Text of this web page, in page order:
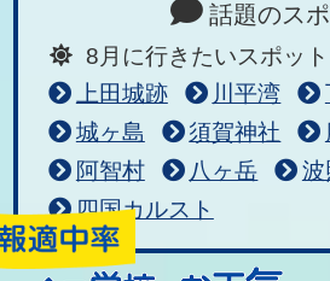
話題のス
8月に行きたいスポット
上田城跡
川平湾
城ヶ島
須賀神社
阿智村
八ヶ岳
波
四国カルスト